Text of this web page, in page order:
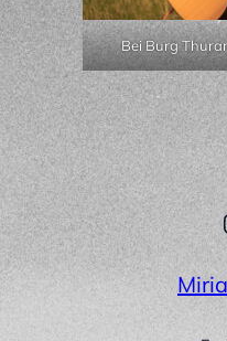
Bei Burg